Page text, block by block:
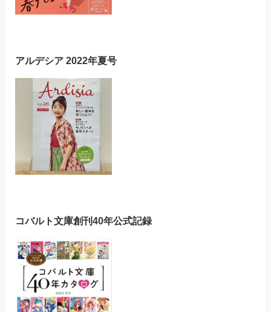
アルデシア 2022年夏号
コバルト文庫創刊40年公式記録